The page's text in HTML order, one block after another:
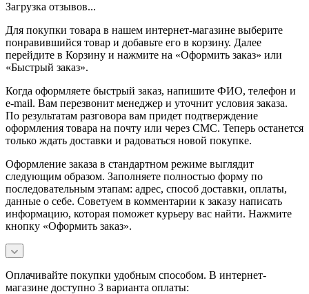
Загрузка отзывов...
Для покупки товара в нашем интернет-магазине выберите
понравившийся товар и добавьте его в корзину. Далее
перейдите в Корзину и нажмите на «Оформить заказ» или
«Быстрый заказ».
Когда оформляете быстрый заказ, напишите ФИО, телефон и
e-mail. Вам перезвонит менеджер и уточнит условия заказа.
По результатам разговора вам придет подтверждение
оформления товара на почту или через СМС. Теперь останется
только ждать доставки и радоваться новой покупке.
Оформление заказа в стандартном режиме выглядит
следующим образом. Заполняете полностью форму по
последовательным этапам: адрес, способ доставки, оплаты,
данные о себе. Советуем в комментарии к заказу написать
информацию, которая поможет курьеру вас найти. Нажмите
кнопку «Оформить заказ».
Оплачивайте покупки удобным способом. В интернет-
магазине доступно 3 варианта оплаты: